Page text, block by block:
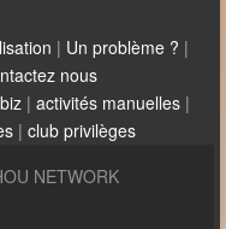
| Un problème ? |
nous
| activités manuelles |
| club privilèges
NETWORK